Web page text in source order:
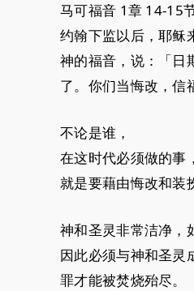
马可福音 1章 14-15
约翰下监以后，耶稣
神的福音，说：「日
了。你们当悔改，信
不论是谁，
在这时代必须做的事，
就是要藉由悔改和装
神和圣灵非常洁净，
因此必须与神和圣灵
罪才能被焚烧殆尽。